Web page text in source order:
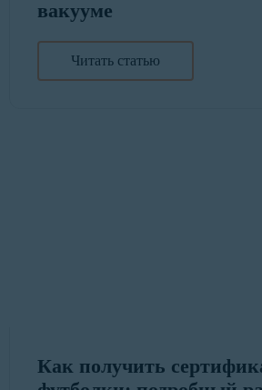
вакууме
Читать статью
Как получить